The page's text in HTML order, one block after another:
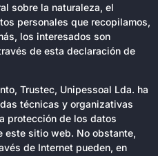
sobre la naturaleza, el
personales que recopilamos,
los interesados son
de esta declaración de
Trustec, Unipessoal Lda. ha
técnicas y organizativas
protección de los datos
este sitio web. No obstante,
de Internet pueden, en